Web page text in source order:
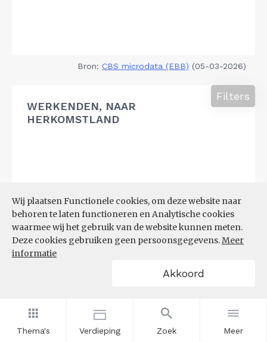
Thema's Verdieping Zoek Meer
Wij plaatsen Functionele cookies, om deze website naar
behoren te laten functioneren en Analytische cookies
waarmee wij het gebruik van de website kunnen meten.
Deze cookies gebruiken geen persoonsgegevens.Meer
informatie
Akkoord
Bron: CBS microdata (EBB) (05-03-2026)
WERKENDEN, NAAR
HERKOMSTLAND
Filters